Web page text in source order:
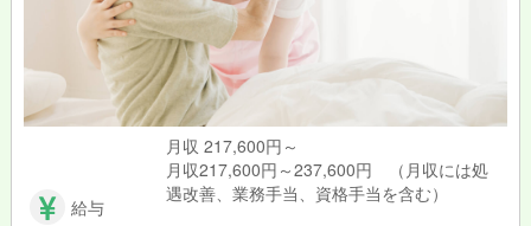
給与
月収 217,600円～
月収217,600円～237,600円 （月収には処
遇改善、業務手当、資格手当を含む）